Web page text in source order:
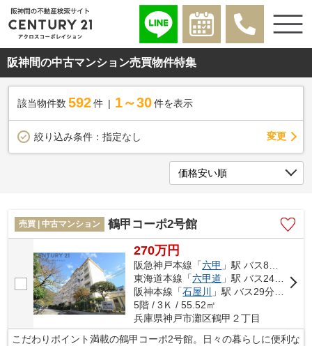
阪神間の中古マンション売買物件特集
該当物件数 592件 1～30 件を表示
絞り込み条件： 指定なし 変更
売買 | 中古マンション 鶴甲コーポ2号館
270万円
阪急神戸本線「六甲 」駅 バス8分 「鶴甲２丁目」 停歩3分
東海道本線「六甲道 」駅 バス24分 「鶴甲２丁目」 停歩3分
阪神本線「石屋川
」駅 バス29分 「鶴甲２丁目」 停歩3分
5階 / 3Ｋ / 55.52㎡
兵庫県神戸市灘区鶴甲２丁目
こだわりポイント満載の鶴甲コーポ2号館。日々の暮らしに便利な